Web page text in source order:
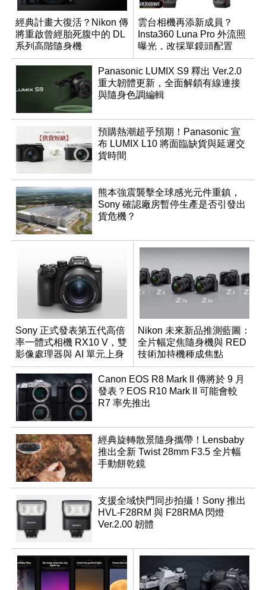
經典計畫大復活？Nikon 傳
將重啟曾經胎死腹中的 DL
系列高階隨身機
雲台相機再添新成員？
Insta360 Luna Pro 外流照
曝光，改採單鏡頭配置
Panasonic LUMIX S9 釋出 Ver.2.0
重大韌體更新，全面解鎖有線連接
與隨身色調編輯
預購熱潮超乎預期！Panasonic 宣
布 LUMIX L10 將面臨缺貨與延遲交
貨時間
熊本強震襲擊全球感光元件重鎮，
Sony 確認廠房暫停生產是否引發出
貨危機？
Sony 正式發表第五代高倍
率一體式相機 RX10 V，雙
影像處理器與 AI 單元上身
Nikon 未來新品推測藍圖：
全片幅定焦隨身機與 RED
技術加持機種成焦點
Canon EOS R8 Mark II 傳將於 9 月
發表？EOS R10 Mark II 可能會較
R7 率先推出
經典旋轉散景隨身攜帶！Lensbaby
推出全新 Twist 28mm F3.5 全片幅
手動餅乾鏡
支援全域快門同步拍攝！Sony 推出
HVL-F28RM 與 F28RMA 閃燈
Ver.2.00 韌體